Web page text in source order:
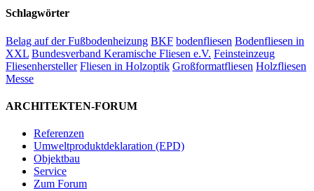
Schlagwörter
Belag auf der Fußbodenheizung BKF bodenfliesen Bodenfliesen in
XXL Bundesverband Keramische Fliesen e.V. Feinsteinzeug
Fliesenhersteller Fliesen in Holzoptik Großformatfliesen Holzfliesen
Messe
ARCHITEKTEN-FORUM
Referenzen
Umweltproduktdeklaration (EPD)
Objektbau
Service
Zum Forum